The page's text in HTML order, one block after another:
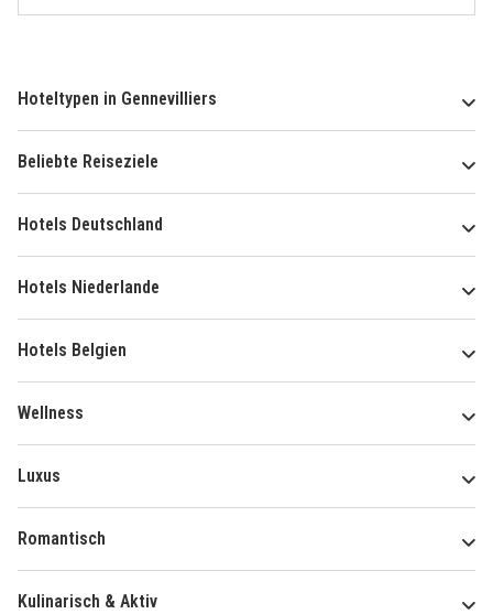
Hoteltypen in Gennevilliers
Beliebte Reiseziele
Hotels Deutschland
Hotels Niederlande
Hotels Belgien
Wellness
Luxus
Romantisch
Kulinarisch & Aktiv